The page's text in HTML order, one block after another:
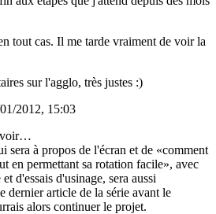
tout cas. Il me tarde vraiment de voir la
sur l'agglo, très justes :)
2012, 15:03
sera à propos de l'écran et de «comment
en permettant sa rotation facile», avec
d'essais d'usinage, sera aussi
dernier article de la série avant le
alors continuer le projet.